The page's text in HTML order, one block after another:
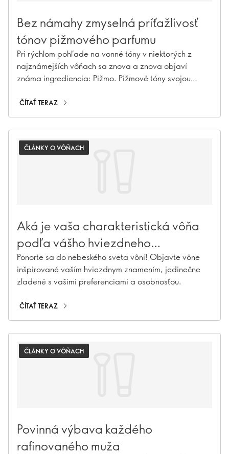
Bez námahy zmyselná príťažlivosť
tónov pižmového parfumu
Pri rýchlom pohľade na vonné tóny v niektorých z
najznámejších vôňach sa znova a znova objaví
známa ingrediencia: Pižmo. Pižmové tóny svojou
tendenciu priťahovať ľudí ako magnety – nehovoriac o
nekonečných komplimentoch a žiadostiach o to, aký
ČÍTAŤ TERAZ
ČLÁNKY O VÔŇACH
Aká je vaša charakteristická vôňa
podľa vášho hviezdneho
znamenia?
Ponorte sa do nebeského sveta vôní! Objavte vône
inšpirované vaším hviezdnym znamením, jedinečne
zladené s vašimi preferenciami a osobnosťou.
ČÍTAŤ TERAZ
ČLÁNKY O VÔŇACH
Povinná výbava každého
rafinovaného muža